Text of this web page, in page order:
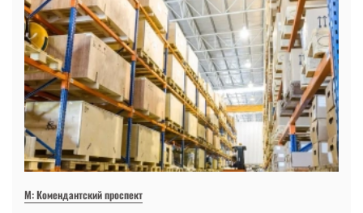
М: Комендантский проспект